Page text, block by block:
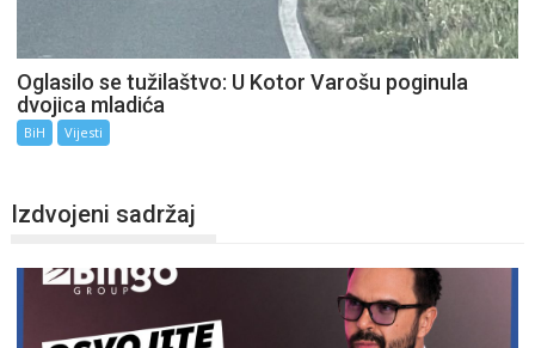
Oglasilo se tužilaštvo: U Kotor Varošu poginula
dvojica mladića
BiH Vijesti
Izdvojeni sadržaj